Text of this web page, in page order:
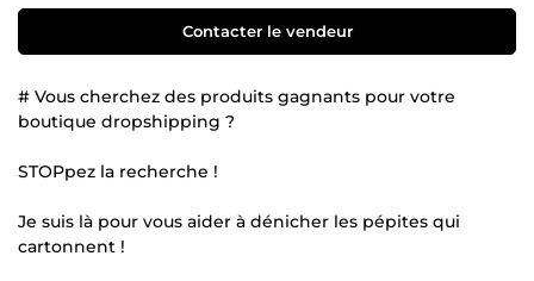
Contacter le vendeur
# Vous cherchez des produits gagnants pour votre
boutique dropshipping ?
STOPpez la recherche !
Je suis là pour vous aider à dénicher les pépites qui
cartonnent !